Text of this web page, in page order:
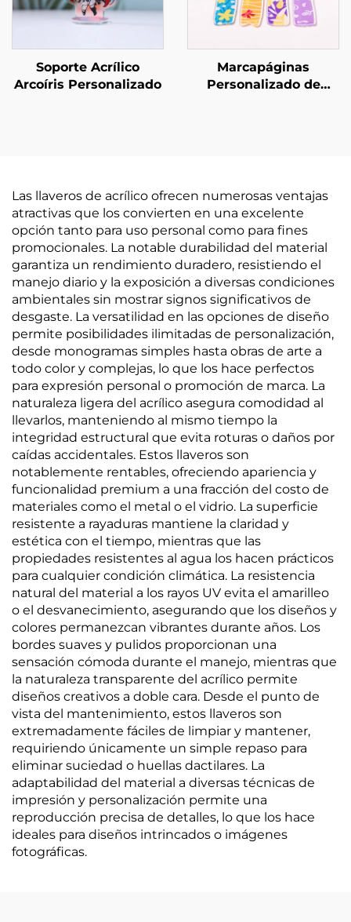
Soporte Acrílico
Arcoíris Personalizado
Marcapáginas
Personalizado de
Las llaveros de acrílico ofrecen numerosas ventajas
atractivas que los convierten en una excelente
opción tanto para uso personal como para fines
promocionales. La notable durabilidad del material
garantiza un rendimiento duradero, resistiendo el
manejo diario y la exposición a diversas condiciones
ambientales sin mostrar signos significativos de
desgaste. La versatilidad en las opciones de diseño
permite posibilidades ilimitadas de personalización,
desde monogramas simples hasta obras de arte a
todo color y complejas, lo que los hace perfectos
para expresión personal o promoción de marca. La
naturaleza ligera del acrílico asegura comodidad al
llevarlos, manteniendo al mismo tiempo la
integridad estructural que evita roturas o daños por
caídas accidentales. Estos llaveros son
notablemente rentables, ofreciendo apariencia y
funcionalidad premium a una fracción del costo de
materiales como el metal o el vidrio. La superficie
resistente a rayaduras mantiene la claridad y
estética con el tiempo, mientras que las
propiedades resistentes al agua los hacen prácticos
para cualquier condición climática. La resistencia
natural del material a los rayos UV evita el amarilleo
o el desvanecimiento, asegurando que los diseños y
colores permanezcan vibrantes durante años. Los
bordes suaves y pulidos proporcionan una
sensación cómoda durante el manejo, mientras que
la naturaleza transparente del acrílico permite
diseños creativos a doble cara. Desde el punto de
vista del mantenimiento, estos llaveros son
extremadamente fáciles de limpiar y mantener,
requiriendo únicamente un simple repaso para
eliminar suciedad o huellas dactilares. La
adaptabilidad del material a diversas técnicas de
impresión y personalización permite una
reproducción precisa de detalles, lo que los hace
ideales para diseños intrincados o imágenes
fotográficas.